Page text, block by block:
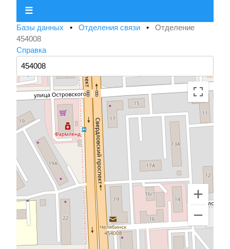
☰
Базы данных • Отделения связи • Отделение
454008
Справка